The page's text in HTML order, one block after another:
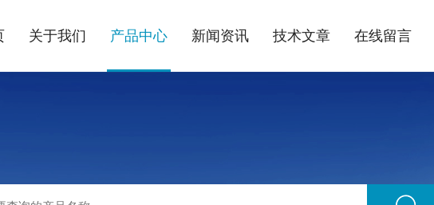
关于我们 产品中心 新闻资讯 技术文章 在线留言